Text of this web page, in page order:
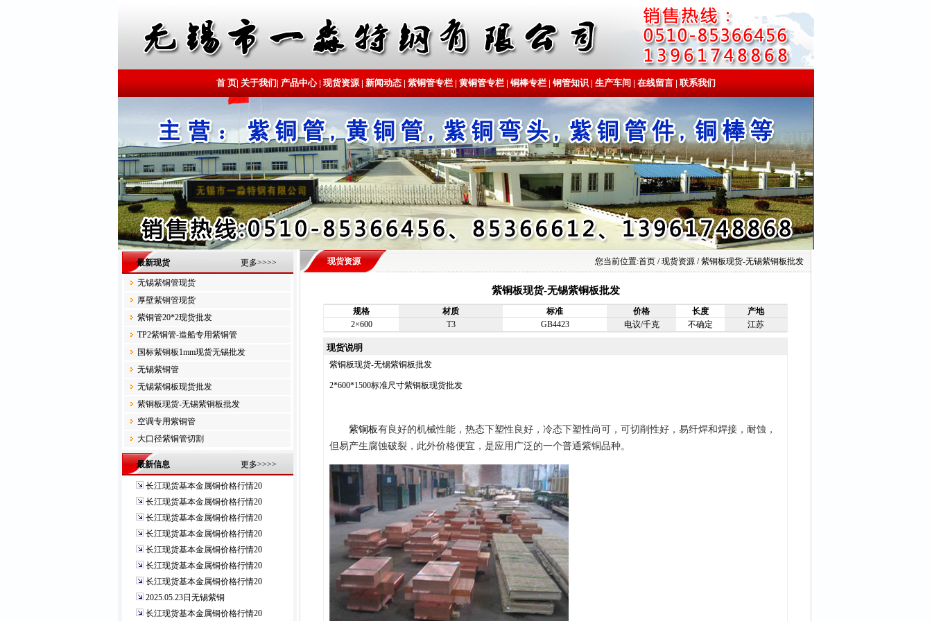
首 页| 关于我们| 产品中心| 现货资源| 新闻动态 | 紫铜管专栏 | 黄铜管专栏 | 铜棒专栏 | 钢管知识 | 生产车间 | 在线留言 | 联系我们
最新现货 更多>>>>
无锡紫铜管现货
厚壁紫铜管现货
紫铜管20*2现货批发
TP2紫铜管-造船专用紫铜管
国标紫铜板1mm现货无锡批发
无锡紫铜管
无锡紫铜板现货批发
紫铜板现货-无锡紫铜板批发
空调专用紫铜管
大口径紫铜管切割
最新信息 更多>>>>
长江现货基本金属铜价格行情20
长江现货基本金属铜价格行情20
长江现货基本金属铜价格行情20
长江现货基本金属铜价格行情20
长江现货基本金属铜价格行情20
长江现货基本金属铜价格行情20
长江现货基本金属铜价格行情20
2025.05.23日无锡紫铜
长江现货基本金属铜价格行情20
现货资源 您当前位置:首页 / 现货资源 / 紫铜板现货-无锡紫铜板批发
紫铜板现货-无锡紫铜板批发
规格 材质 标准 价格 长度
产地
2×600
T3 GB4423 电议/千克 不确定 江苏
现货说明
紫铜板现货-无锡紫铜板批发
2*600*1500标准尺寸紫铜板现货批发
紫铜板有良好的机械性能，热态下塑性良好，冷态下塑性尚可，可切削性好，易纤焊和焊接，耐蚀，
但易产生腐蚀破裂，此外价格便宜，是应用广泛的一个普通紫铜品种。